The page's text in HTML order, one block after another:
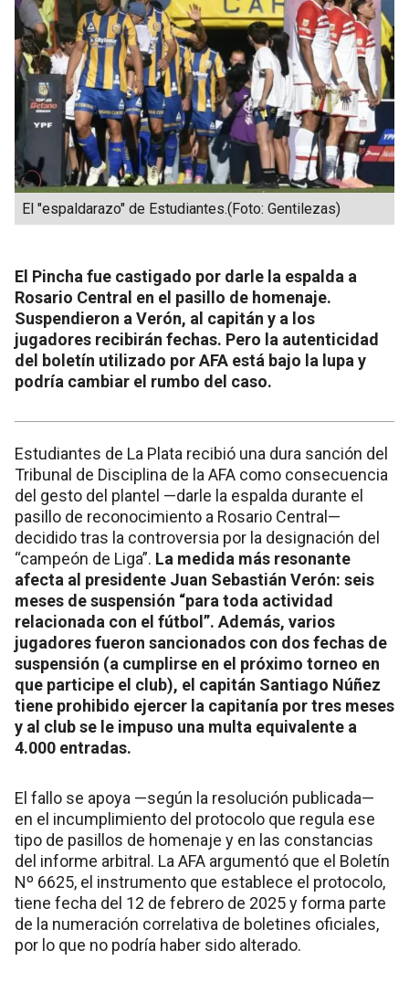
El "espaldarazo" de Estudiantes.(Foto: Gentilezas)
El Pincha fue castigado por darle la espalda a
Rosario Central en el pasillo de homenaje.
Suspendieron a Verón, al capitán y a los
jugadores recibirán fechas. Pero la autenticidad
del boletín utilizado por AFA está bajo la lupa y
podría cambiar el rumbo del caso.
Estudiantes de La Plata recibió una dura sanción del
Tribunal de Disciplina de la AFA como consecuencia
del gesto del plantel —darle la espalda durante el
pasillo de reconocimiento a Rosario Central—
decidido tras la controversia por la designación del
“campeón de Liga”. La medida más resonante
afecta al presidente Juan Sebastián Verón: seis
meses de suspensión “para toda actividad
relacionada con el fútbol”. Además, varios
jugadores fueron sancionados con dos fechas de
suspensión (a cumplirse en el próximo torneo en
que participe el club), el capitán Santiago Núñez
tiene prohibido ejercer la capitanía por tres meses
y al club se le impuso una multa equivalente a
4.000 entradas.
El fallo se apoya —según la resolución publicada—
en el incumplimiento del protocolo que regula ese
tipo de pasillos de homenaje y en las constancias
del informe arbitral. La AFA argumentó que el Boletín
Nº 6625, el instrumento que establece el protocolo,
tiene fecha del 12 de febrero de 2025 y forma parte
de la numeración correlativa de boletines oficiales,
por lo que no podría haber sido alterado.